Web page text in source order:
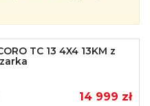
TC 13 4X4 13KM z
14 999 zł